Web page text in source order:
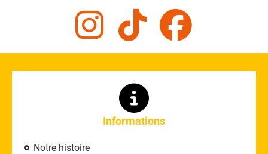
Informations
Notre histoire